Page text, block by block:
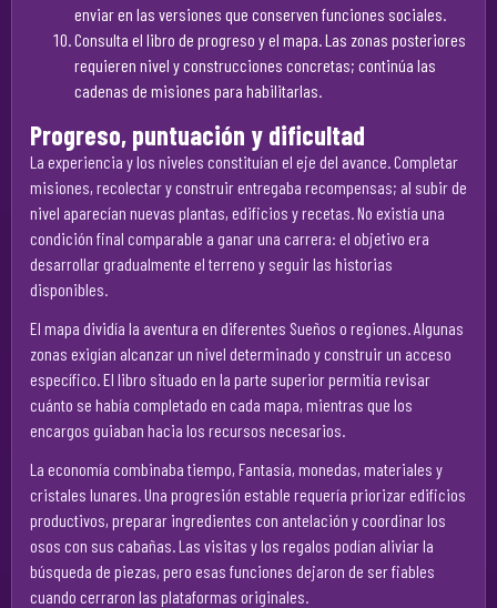
enviar en las versiones que conserven funciones sociales.
Consulta el libro de progreso y el mapa. Las zonas posteriores
requieren nivel y construcciones concretas; continúa las
cadenas de misiones para habilitarlas.
Progreso, puntuación y dificultad
La experiencia y los niveles constituían el eje del avance. Completar
misiones, recolectar y construir entregaba recompensas; al subir de
nivel aparecían nuevas plantas, edificios y recetas. No existía una
condición final comparable a ganar una carrera: el objetivo era
desarrollar gradualmente el terreno y seguir las historias
disponibles.
El mapa dividía la aventura en diferentes Sueños o regiones. Algunas
zonas exigían alcanzar un nivel determinado y construir un acceso
específico. El libro situado en la parte superior permitía revisar
cuánto se había completado en cada mapa, mientras que los
encargos guiaban hacia los recursos necesarios.
La economía combinaba tiempo, Fantasía, monedas, materiales y
cristales lunares. Una progresión estable requería priorizar edificios
productivos, preparar ingredientes con antelación y coordinar los
osos con sus cabañas. Las visitas y los regalos podían aliviar la
búsqueda de piezas, pero esas funciones dejaron de ser fiables
cuando cerraron las plataformas originales.